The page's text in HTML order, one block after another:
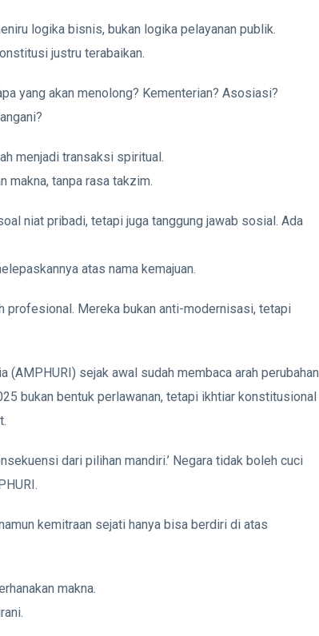
logika bisnis, bukan logika pelayanan publik.
justru terabaikan.
yang akan menolong? Kementerian? Asosiasi?
menjadi transaksi spiritual.
makna, tanpa rasa takzim.
niat pribadi, tetapi juga tanggung jawab sosial. Ada
atas nama kemajuan.
profesional. Mereka bukan anti-modernisasi, tetapi
sejak awal sudah membaca arah perubahan
bukan bentuk perlawanan, tetapi ikhtiar konstitusional
dari pilihan mandiri.’ Negara tidak boleh cuci
kemitraan sejati hanya bisa berdiri di atas
makna.